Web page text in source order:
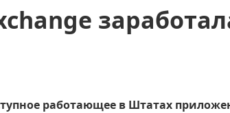
работающее в Штатах